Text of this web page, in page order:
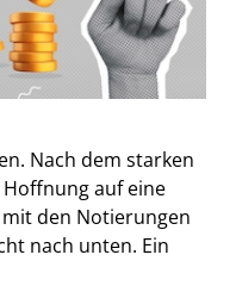
Nach dem starken
auf eine
den Notierungen
nach unten. Ein